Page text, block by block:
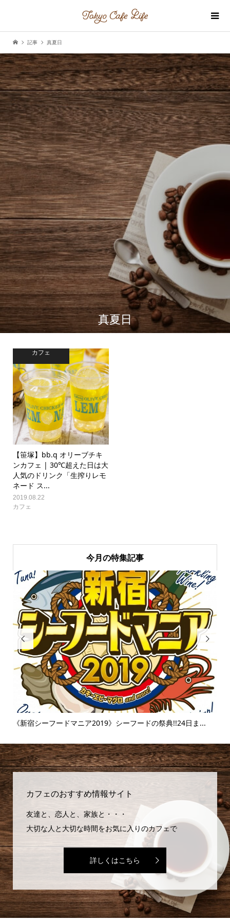
記事 真夏日
真夏日
カフェ
【笹塚】bb.q オリーブチキ
ンカフェ | 30℃超えた日は大
人気のドリンク「生搾りレモ
ネード ス...
2019.08.22
カフェ
今月の特集記事

《新宿シーフードマニア2019》シーフードの祭典!!24日ま...

カフェのおすすめ情報サイト
友達と、恋人と、家族と・・・
大切な人と大切な時間をお気に入りのカフェで
詳しくはこちら